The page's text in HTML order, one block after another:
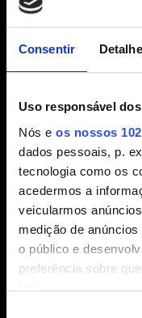
Consentir
Uso responsável
Nós e os nossos
dados pessoais, p.
tecnologia como os
acedermos a
veicularmos
medição de
o público e
preferência sobre
fins.
Que edição de
Complete Edition
E-mail (cuidado
Breve descrição